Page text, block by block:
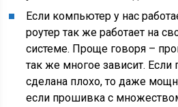
Если компьютер у нас
роутер так же работает на
системе. Проще говоря –
так же многое зависит. Если
сделана плохо, то даже
если прошивка с